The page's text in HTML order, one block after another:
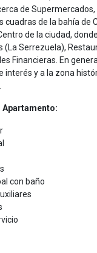
de Supermercados,
cuadras de la bahía de
de la ciudad,
(La Serrezuela),
Financieras. En
interés y a la zona
con baño